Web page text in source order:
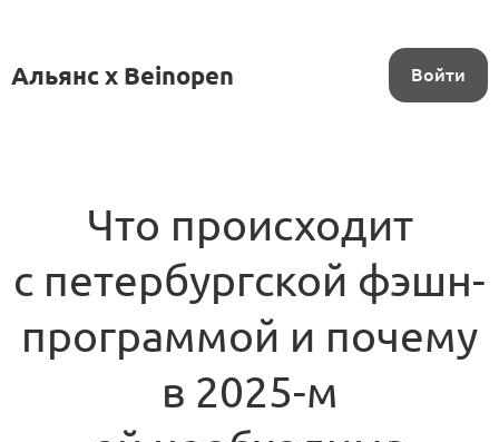
Альянс x Beinopen Войти
Что происходит
с петербургской фэшн-
программой и почему
в 2025-м